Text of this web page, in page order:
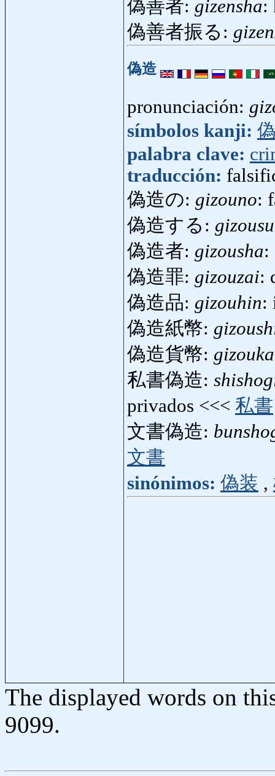
偽善者: gizensha:
偽善者振る:
偽造
pronunciación:
símbolos kanji:
palabra clave:
traducción:
偽造の: gizouno:
偽造する:
偽造者: gizousha:
偽造罪: gizouzai:
偽造品: gizouhin:
偽造紙幣:
偽造貨幣:
私書偽造:
privados <<< 私書
文書偽造:
文書
sinónimos: 偽装 ,
The displayed words on
9099.